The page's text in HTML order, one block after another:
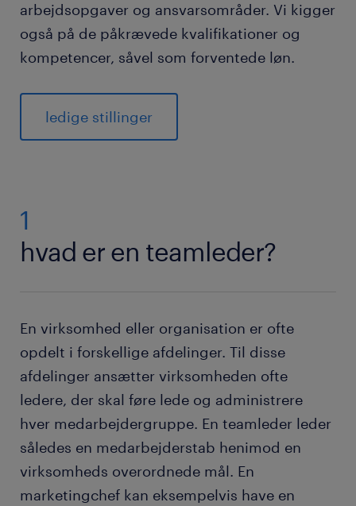
arbejdsopgaver og ansvarsområder. Vi kigger
også på de påkrævede kvalifikationer og
kompetencer, såvel som forventede løn.
ledige stillinger
1
hvad er en teamleder?
En virksomhed eller organisation er ofte
opdelt i forskellige afdelinger. Til disse
afdelinger ansætter virksomheden ofte
ledere, der skal føre lede og administrere
hver medarbejdergruppe. En teamleder leder
således en medarbejderstab henimod en
virksomheds overordnede mål. En
marketingchef kan eksempelvis have en